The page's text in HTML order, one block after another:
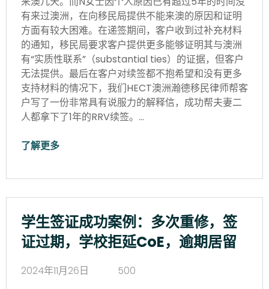
有来过澳洲，在向移民局提供不能来澳的原因和证明
方面有较大困难。在递签期间，客户收到过补充材料
的通知，移民局要求客户提供更多能够证明其与澳洲
有“实质性联系”（substantial ties）的证据，但客户
无法提供。最后在客户对续签都不抱希望和没有更多
支持材料的情况下，我们HECT澳洲瀚德移民律师帮客
户写了一份非常具有说服力的解释信，成功帮夫妻二
人都拿下了1年的RRV续签。…
了解更多
学生签证成功案例：多次重修，签
证过期，学校拒延CoE，逾期居留
2024年11月26日
500